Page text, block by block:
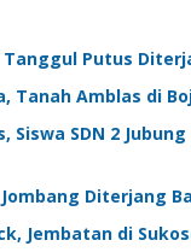
Putus
Tanah Amblas di
Siswa SDN 2
Diterjang
Jembatan di